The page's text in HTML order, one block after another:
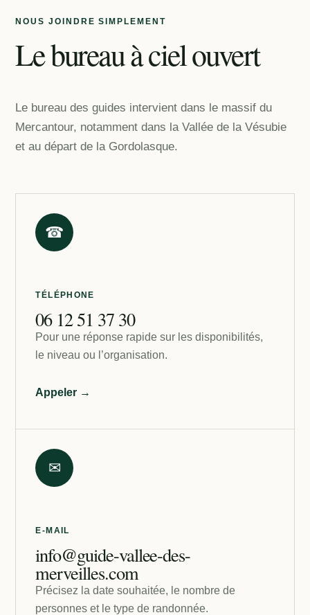
NOUS JOINDRE SIMPLEMENT
Le bureau à ciel ouvert
Le bureau des guides intervient dans le massif du
Mercantour, notamment dans la Vallée de la Vésubie
et au départ de la Gordolasque.
☎
TÉLÉPHONE
06 12 51 37 30
Pour une réponse rapide sur les disponibilités,
le niveau ou l’organisation.
Appeler →
✉
E-MAIL
info@guide-vallee-des-
merveilles.com
Précisez la date souhaitée, le nombre de
personnes et le type de randonnée.